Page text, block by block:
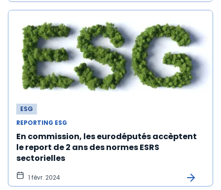
ESG
REPORTING ESG
En commission, les eurodéputés accèptent
le report de 2 ans des normes ESRS
sectorielles
1 févr. 2024